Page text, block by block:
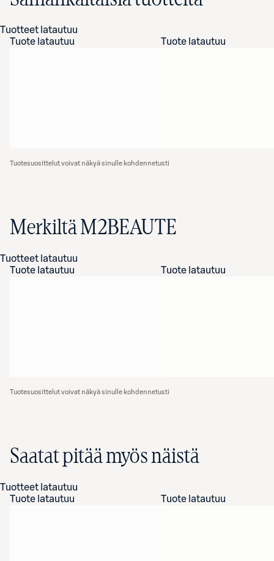
Tuotteet latautuu
Tuote latautuu
Tuote latautuu
Tuotesuosittelut voivat näkyä sinulle kohdennetusti
Merkiltä M2BEAUTE
Tuotteet latautuu
Tuote latautuu
Tuote latautuu
Tuotesuosittelut voivat näkyä sinulle kohdennetusti
Saatat pitää myös näistä
Tuotteet latautuu
Tuote latautuu
Tuote latautuu